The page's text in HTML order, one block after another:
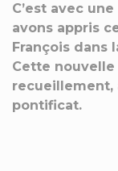
C’est avec
avons appris
François dans
Cette nouvelle
recueillement,
pontificat.